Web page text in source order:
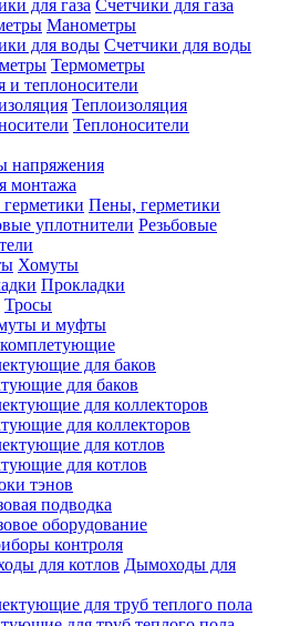
Счетчики для газа
Манометры
Счетчики для воды
Термометры
и теплоносители
Теплоизоляция
Теплоносители
напряжения
монтажа
Пены, герметики
Резьбовые
Хомуты
Прокладки
Тросы
и муфты
для баков
для коллекторов
для котлов
тэнов
подводка
оборудование
контроля
Дымоходы для